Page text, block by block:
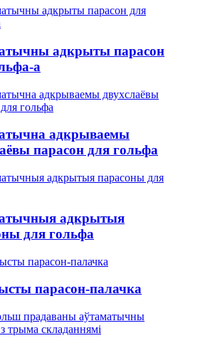
адкрыты парасон
a
адкрываемы
парасон для гольфа
адкрытыя
для гольфа
парасон-палачка